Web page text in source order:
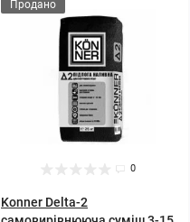
Продано
0
Konner Delta-2